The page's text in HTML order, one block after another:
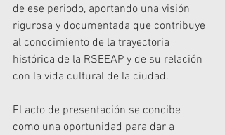
de ese periodo, aportando una visión
rigurosa y documentada que contribuye
al conocimiento de la trayectoria
histórica de la RSEEAP y de su relación
con la vida cultural de la ciudad.
El acto de presentación se concibe
como una oportunidad para dar a